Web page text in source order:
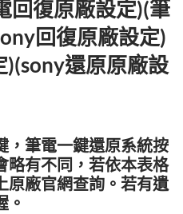
回復原廠設定)(筆
回復原廠設定)
還原原廠設
，筆電一鍵還原系統按
略有不同，若依本表格
原廠官網查詢。若有遺
。